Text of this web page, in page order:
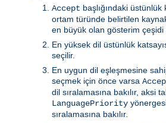
Accept başlığındaki üstünlük
ortam türünde belirtilen
en büyük olan gösterim çeşidi
En yüksek dil üstünlük
seçilir.
En uygun dil eşleşmesine
seçmek için önce varsa
dil sıralamasına bakılır, aksi
LanguagePriority
sıralamasına bakılır.